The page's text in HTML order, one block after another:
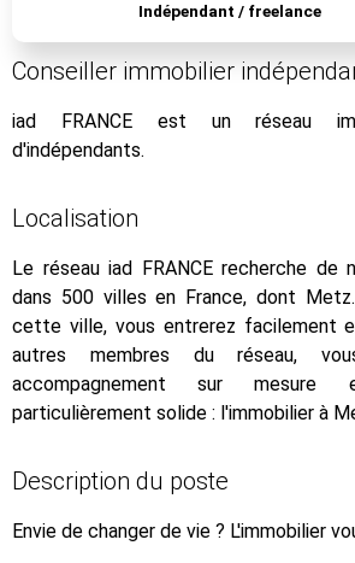
Indépendant / freelance
Conseiller immobilier
iad FRANCE est un réseau
d'indépendants.
Localisation
Le réseau iad FRANCE recherche de
dans 500 villes en France, dont
cette ville, vous entrerez facilement
autres membres du réseau,
accompagnement sur
particulièrement solide : l'immobilier à
Description du poste
Envie de changer de vie ? L'immobilier